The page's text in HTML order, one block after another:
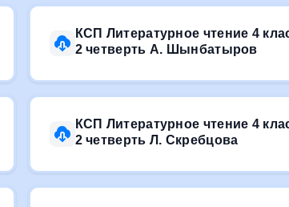
КСП Литературное чтение 4
2 четверть А. Шынбатыров
КСП Литературное чтение 4
2 четверть Л. Скребцова